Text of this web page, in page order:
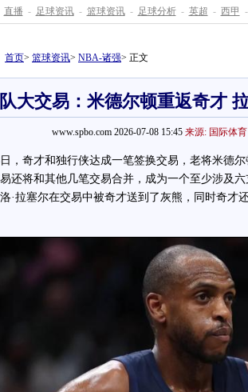
直播 - 足球资讯 - 篮球资讯 - 足球分析 - 英超 - 西甲 -
首页> 篮球资讯> NBA-诸强> 正文
大交易：米德尔顿重返奇才
www.spbo.com 2026-07-08 15:45 来源: 国际体育
奇才和独行侠达成一笔签换交易，老将米德尔
还将和其他几笔交易合并，成为一个至少涉及
·拉塞尔在交易中被奇才送到了灰熊，同时奇才